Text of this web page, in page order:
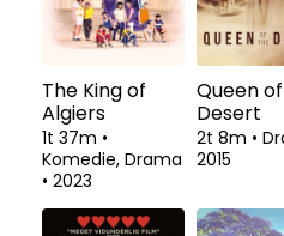
The King of
Algiers
1t 37m •
Komedie, Drama
• 2023
Queen
Desert
2t 8m •
2015